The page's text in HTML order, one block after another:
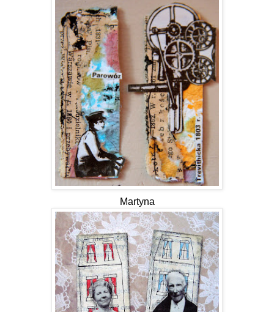
Martyna